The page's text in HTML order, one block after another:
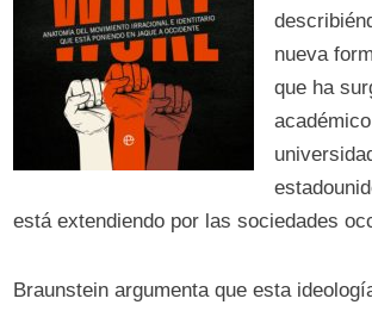
nueva
que ha
está extendiendo por las sociedades
Braunstein argumenta que esta